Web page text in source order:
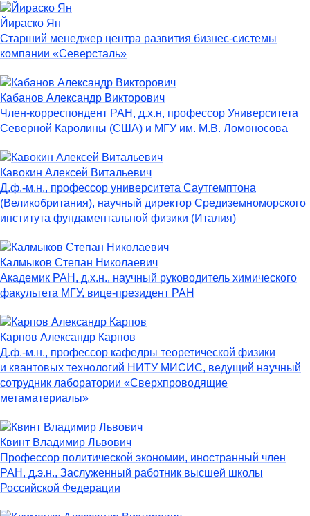
Йираско Ян
Старший менеджер центра развития бизнес-системы
компании «Северсталь»
Кабанов Александр Викторович
Член-корреспондент РАН, д.х.н, профессор Университета
Северной Каролины (США) и МГУ им. М.В. Ломоносова
Кавокин Алексей Витальевич
Д.ф.-м.н., профессор университета Саутгемптона
(Великобритания), научный директор Средиземноморского
института фундаментальной физики (Италия)
Калмыков Степан Николаевич
Академик РАН, д.х.н., научный руководитель химического
факультета МГУ, вице-президент РАН
Карпов Александр Карпов
Д.ф.-м.н., профессор кафедры теоретической физики
и квантовых технологий НИТУ МИСИС, ведущий научный
сотрудник лаборатории «Сверхпроводящие
метаматериалы»
Квинт Владимир Львович
Профессор политической экономии, иностранный член
РАН, д.э.н., Заслуженный работник высшей школы
Российской Федерации